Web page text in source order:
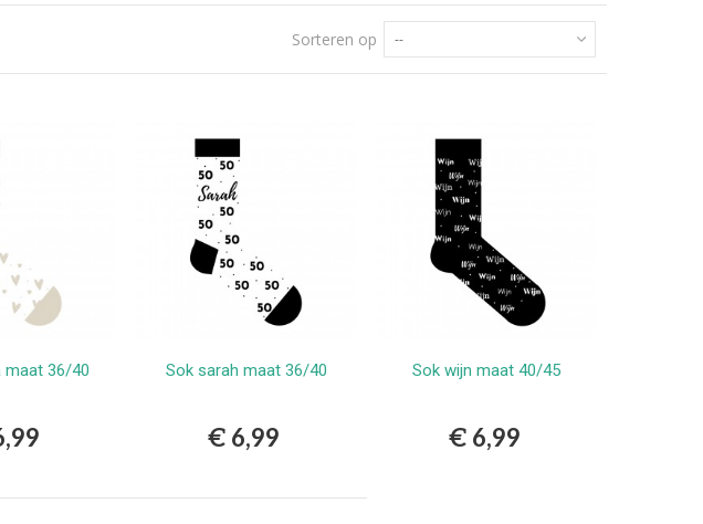
Sorteren op --
maat 36/40 Bestellen
Sok sarah maat 36/40
€ 6,99
Bestellen
Sok wijn maat 40/45
€ 6,99